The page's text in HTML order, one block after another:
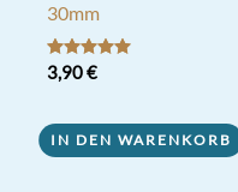
30mm
Bewertet mit
5.00
3,90€
IN DEN WARENKORB